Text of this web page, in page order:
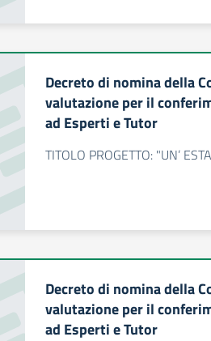
Decreto di nomina della
valutazione per il
ad Esperti e Tutor
TITOLO PROGETTO: "UN’
Decreto di nomina della
valutazione per il
ad Esperti e Tutor